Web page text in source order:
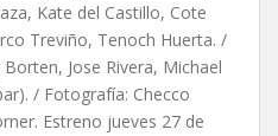
Kate del Castillo, Cote
Treviño, Tenoch Huerta. /
Jose Rivera, Michael
/ Fotografía: Checco
Estreno jueves 27 de